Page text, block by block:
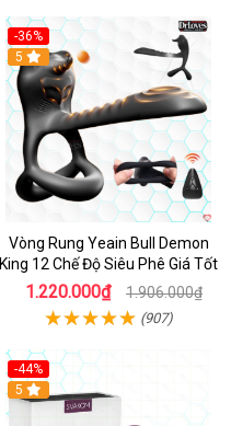
-36%
Hot
5
Vòng Rung Yeain Bull Demon
King 12 Chế Độ Siêu Phê Giá Tốt
1.220.000₫ 1.906.000₫
(907)
-44%
5